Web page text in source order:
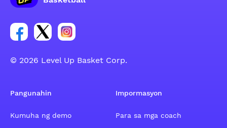
Link para sa social group ng Facebook account
Link para sa social group ng tweeter account
Link para sa social group ng Instagram
© 2026 Level Up Basket Corp.
Pangunahin
Kumuha ng demo
Impormasyon
Para sa mga coach